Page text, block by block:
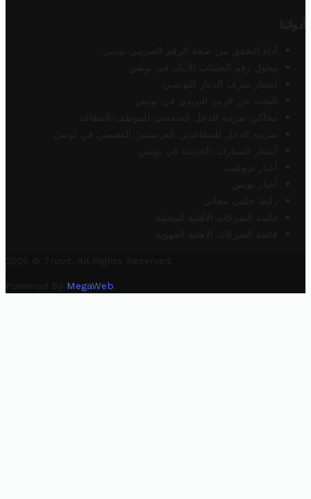
أدواتنا
أداة التحقق من صحة الرقم الضريبي تونس
محول رقم الحساب الآيبان في تونس
أسعار صرف الدينار التونسي
البحث عن الرمز البريدي في تونس
محاكي ضريبة الدخل الشخصي للموظف/المتقاعد
ضريبة الدخل للمتقاعدين الفرنسيين المقيمين في تونس
أسعار السيارات الجديدة في تونس
أخبار تروفيت
أخبار تونس
رابط خلفي مجاني
قائمة الشركات الأهلية المحلية
قائمة الشركات الأهلية الجهوية
2025 © Trovit. All Rights Reserved.
Powered By MegaWeb